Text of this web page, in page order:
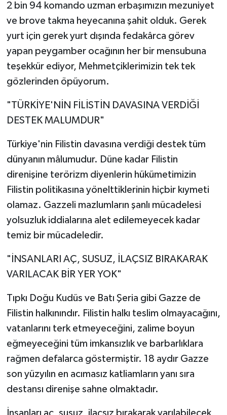
2 bin 94 komando uzman erbaşımızın mezuniyet
ve brove takma heyecanına şahit olduk. Gerek
yurt için gerek yurt dışında fedakârca görev
yapan peygamber ocağının her bir mensubuna
teşekkür ediyor, Mehmetçiklerimizin tek tek
gözlerinden öpüyorum.
"TÜRKİYE'NİN FİLİSTİN DAVASINA VERDİĞİ
DESTEK MALUMDUR"
Türkiye'nin Filistin davasına verdiği destek tüm
dünyanın mâlumudur. Düne kadar Filistin
direnişine terörizm diyenlerin hükümetimizin
Filistin politikasına yönelttiklerinin hiçbir kıymeti
olamaz. Gazzeli mazlumların şanlı mücadelesi
yolsuzluk iddialarına alet edilemeyecek kadar
temiz bir mücadeledir.
"İNSANLARI AÇ, SUSUZ, İLAÇSIZ BIRAKARAK
VARILACAK BİR YER YOK"
Tıpkı Doğu Kudüs ve Batı Şeria gibi Gazze de
Filistin halkınındır. Filistin halkı teslim olmayacağını,
vatanlarını terk etmeyeceğini, zalime boyun
eğmeyeceğini tüm imkansızlık ve barbarlıklara
rağmen defalarca göstermiştir. 18 aydır Gazze
son yüzyılın en acımasız katliamların yanı sıra
destansı direnişe sahne olmaktadır.